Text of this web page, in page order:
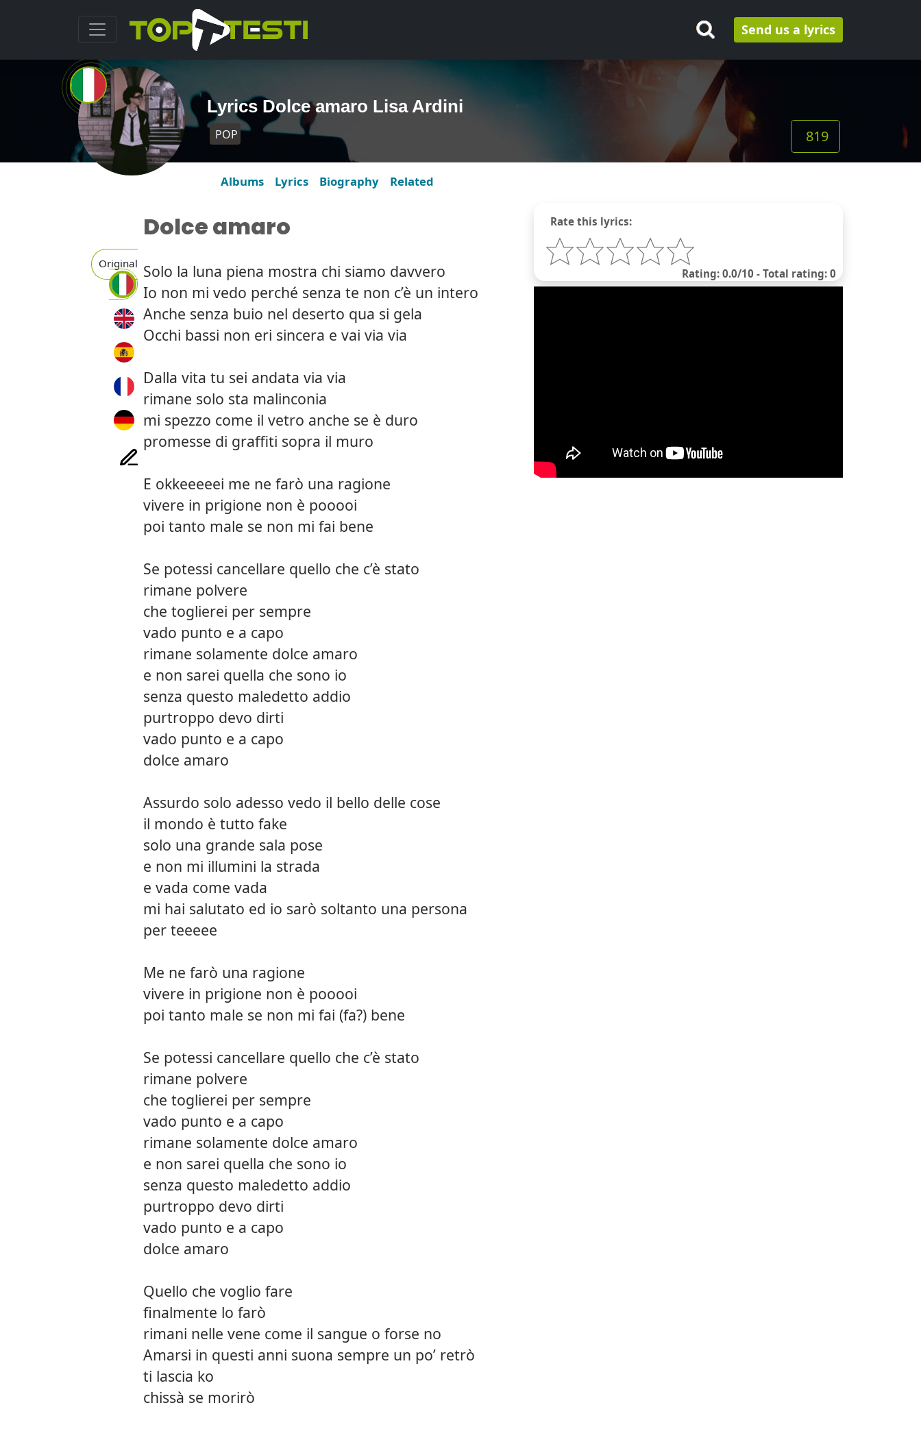
Send us a lyrics
Lyrics Dolce amaro Lisa Ardini
POP 819
Albums Lyrics Biography Related
Original
Rate this lyrics:
Rating: 0.0/10 - Total rating: 0
Dolce amaro
Solo la luna piena mostra chi siamo davvero
Io non mi vedo perché senza te non c’è un intero
Anche senza buio nel deserto qua si gela
Occhi bassi non eri sincera e vai via via
Dalla vita tu sei andata via via
rimane solo sta malinconia
mi spezzo come il vetro anche se è duro
promesse di graffiti sopra il muro
E okkeeeeei me ne farò una ragione
vivere in prigione non è pooooi
poi tanto male se non mi fai bene
Se potessi cancellare quello che c’è stato
rimane polvere
che toglierei per sempre
vado punto e a capo
rimane solamente dolce amaro
e non sarei quella che sono io
senza questo maledetto addio
purtroppo devo dirti
vado punto e a capo
dolce amaro
Assurdo solo adesso vedo il bello delle cose
il mondo è tutto fake
solo una grande sala pose
e non mi illumini la strada
e vada come vada
mi hai salutato ed io sarò soltanto una persona
per teeeee
Me ne farò una ragione
vivere in prigione non è pooooi
poi tanto male se non mi fai (fa?) bene
Se potessi cancellare quello che c’è stato
rimane polvere
che toglierei per sempre
vado punto e a capo
rimane solamente dolce amaro
e non sarei quella che sono io
senza questo maledetto addio
purtroppo devo dirti
vado punto e a capo
dolce amaro
Quello che voglio fare
finalmente lo farò
rimani nelle vene come il sangue o forse no
Amarsi in questi anni suona sempre un po’ retrò
ti lascia ko
chissà se morirò